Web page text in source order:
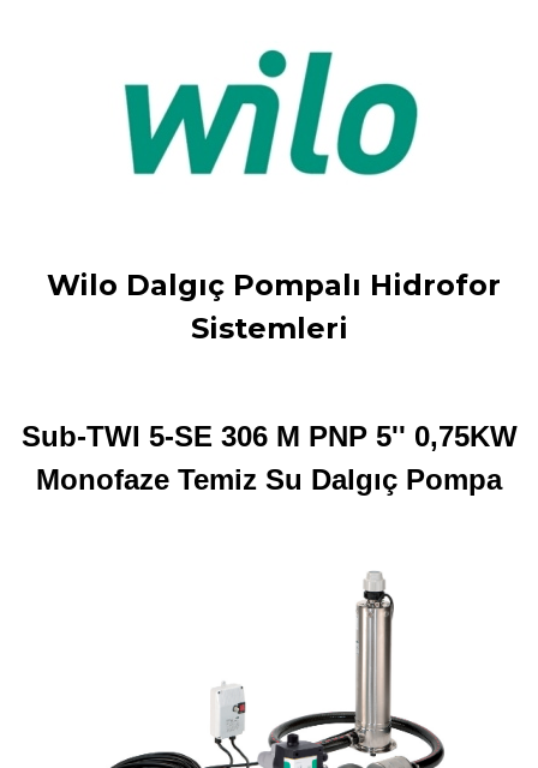
Wilo Dalgıç Pompalı Hidrofor
Sistemleri
Sub-TWI 5-SE 306 M PNP 5'' 0,75KW
Monofaze Temiz Su Dalgıç Pompa